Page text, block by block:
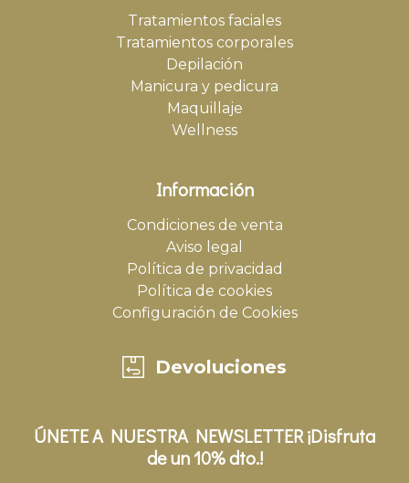
Tratamientos faciales
Tratamientos corporales
Depilación
Manicura y pedicura
Maquillaje
Wellness
Información
Condiciones de venta
Aviso legal
Política de privacidad
Política de cookies
Configuración de Cookies
Devoluciones
ÚNETE A NUESTRA NEWSLETTER ¡Disfruta
de un 10% dto.!